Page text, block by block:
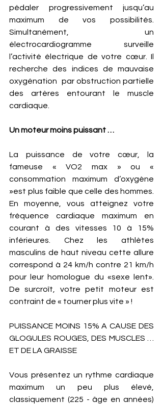
pédaler progressivement jusqu’au
maximum de vos possibilités.
Simultanément, un
électrocardiogramme surveille
l’activité électrique de votre cœur. Il
recherche des indices de mauvaise
oxygénation  par obstruction partielle
des artères entourant le muscle
cardiaque.
Un moteur moins puissant …
La puissance de votre cœur, la
fameuse « VO2 max » ou «
consommation maximum d’oxygène
»est plus faible que celle des hommes.
En moyenne, vous atteignez votre
fréquence cardiaque maximum en
courant à des vitesses 10 à 15%
inférieures. Chez les athlètes
masculins de haut niveau cette allure
correspond à 24 km/h contre 21 km/h
pour leur homologue du «sexe lent».
De surcroît, votre petit moteur est
contraint de « tourner plus vite » !
PUISSANCE MOINS 15% A CAUSE DES
GLOGULES ROUGES, DES MUSCLES …
ET DE LA GRAISSE
Vous présentez un rythme cardiaque
maximum un peu plus élevé,
classiquement (225 - âge en années)